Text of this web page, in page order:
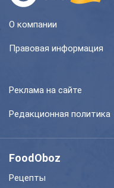
О компании
Правовая информация
Реклама на сайте
Редакционная политика
FoodOboz
Рецепты